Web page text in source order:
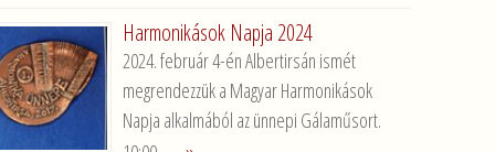
Harmonikások Napja 2024
2024. február 4-én Albertirsán ismét
megrendezzük a Magyar Harmonikások
Napja alkalmából az ünnepi Gálaműsort.